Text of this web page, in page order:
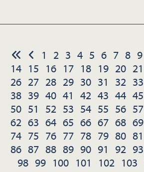
1 2 3 4 5 6 7 8 9
14 15 16 17 18 19 20 21
26 27 28 29 30 31 32 33
38 39 40 41 42 43 44 45
50 51 52 53 54 55 56 57
62 63 64 65 66 67 68 69
74 75 76 77 78 79 80 81
86 87 88 89 90 91 92 93
98 99 100 101 102 103